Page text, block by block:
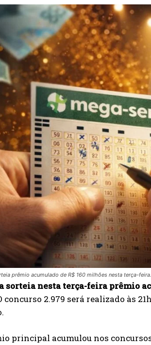
prêmio acumulado de R$ 160 milhões nesta terça-feira.
sorteia nesta terça-feira prêmio
concurso 2.979 será realizado às
principal acumulou nos